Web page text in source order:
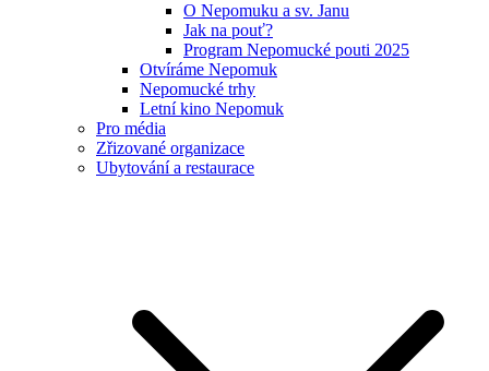
O Nepomuku a sv. Janu
Jak na pouť?
Program Nepomucké pouti 2025
Otvíráme Nepomuk
Nepomucké trhy
Letní kino Nepomuk
Pro média
Zřizované organizace
Ubytování a restaurace